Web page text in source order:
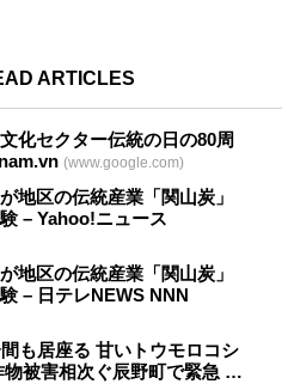
ARTICLES
化セクター伝統の日の80周
(www.google.com)
地区の伝統産業 「関山炭」
– Yahoo!ニュース
地区の伝統産業 「関山炭」
– 日テレNEWS NNN
も居座る 甘いトウモロコシ
物被害相次ぐ辰野町で緊急 …